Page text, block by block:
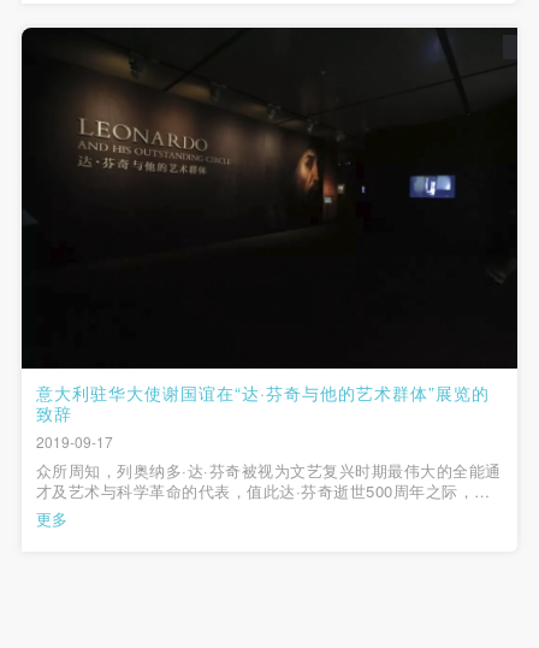
意大利驻华大使谢国谊在“达·芬奇与他的艺术群体”展览的
致辞
2019-09-17
众所周知，列奥纳多·达·芬奇被视为文艺复兴时期最伟大的全能通
才及艺术与科学革命的代表，值此达·芬奇逝世500周年之际，意
大利正在举办数百场活动，以发扬和纪念这位意大利大师的伟大
遗产。"达·芬奇与他的艺术群体"展览现场作为一名画家，他留下
更多